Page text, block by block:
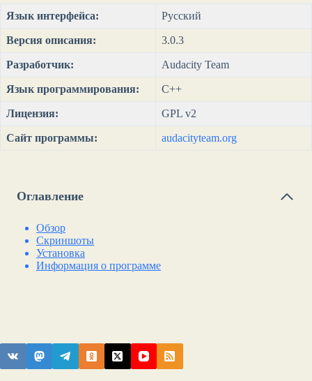
Язык интерфейса: Русский
Версия описания: 3.0.3
Разработчик: Audacity Team
Язык программирования: C++
Лицензия: GPL v2
Сайт программы: audacityteam.org
Оглавление
Обзор
Скриншоты
Установка
Информация о программе